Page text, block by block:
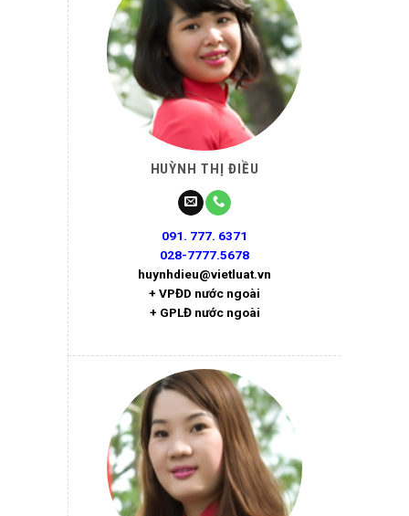
HUỲNH THỊ ĐIỀU
091. 777. 6371
028-7777.5678
huynhdieu@vietluat.vn
+ VPĐD nước ngoài
+ GPLĐ nước ngoài